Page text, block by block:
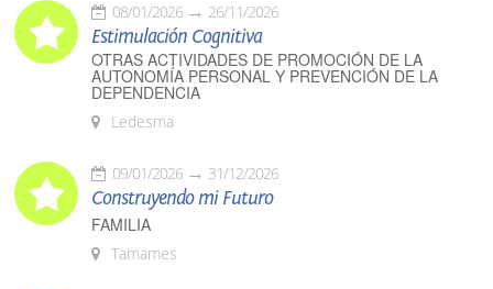
08/01/2026 26/11/2026
Estimulación Cognitiva
OTRAS ACTIVIDADES DE PROMOCIÓN DE LA
AUTONOMÍA PERSONAL Y PREVENCIÓN DE LA
DEPENDENCIA
Ledesma
09/01/2026 31/12/2026
Construyendo mi Futuro
FAMILIA
Tamames